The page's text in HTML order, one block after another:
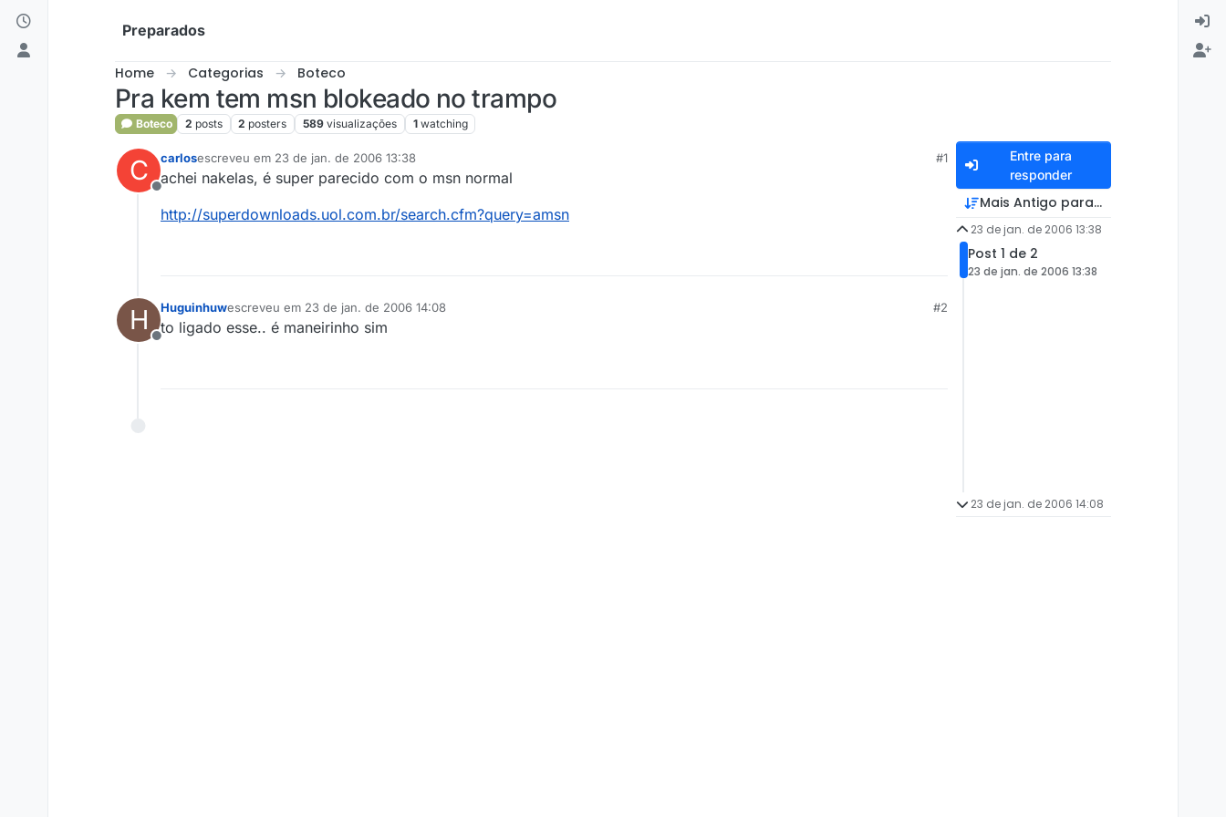
Skip to content
Preparados
Home Categorias Boteco
Pra kem tem msn blokeado no trampo
Boteco 2 posts 2 posters 589 visualizações 1 watching
C
Offline
carlosescreveu em 23 de jan. de 2006 13:38
última edição por
#1
achei nakelas, é super parecido com o msn normal
http://superdownloads.uol.com.br/search.cfm?query=amsn
H
Offline
Huguinhuwescreveu em 23 de jan. de 2006 14:08
última edição por
#2
to ligado esse.. é maneirinho sim
Entre para
responder
Mais Antigo para Mais Recente
23 de jan. de 2006 13:38
Post 1 de 2
23 de jan. de 2006 13:38
23 de jan. de 2006 14:08